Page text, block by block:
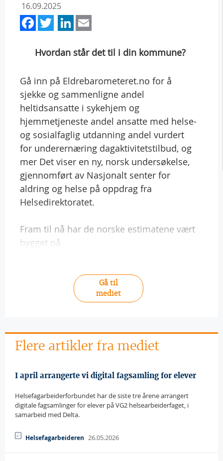
16.09.2025
Facebook
TwitterLinkedIn
Hvordan står det til i din kommune?
Gå inn på Eldrebarometeret.no for å
sjekke og sammenligne andel
heltidsansatte i sykehjem og
hjemmetjeneste andel ansatte med helse-
og sosialfaglig utdanning andel vurdert
for underernæring dagaktivitetstilbud, og
mer Det viser en ny, norsk undersøkelse,
gjennomført av Nasjonalt senter for
aldring og helse på oppdrag fra
Helsedirektoratet.
Fram til nå har de norske estimatene vært
bygget på
Gå til
mediet
Flere artikler fra mediet
I april arrangerte vi digital fagsamling for elever
Helsefagarbeiderforbundet har de siste tre årene arrangert
digitale fagsamlinger for elever på VG2 helsearbeiderfaget, i
samarbeid med Delta.
Helsefagarbeideren 26.05.2026